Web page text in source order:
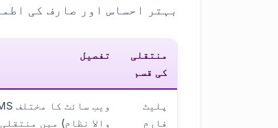
بہتر احساس اور صارف کی
منتقلی
کی قسم
تفصیل
پلیٹ
فارم
والا نظام) میں